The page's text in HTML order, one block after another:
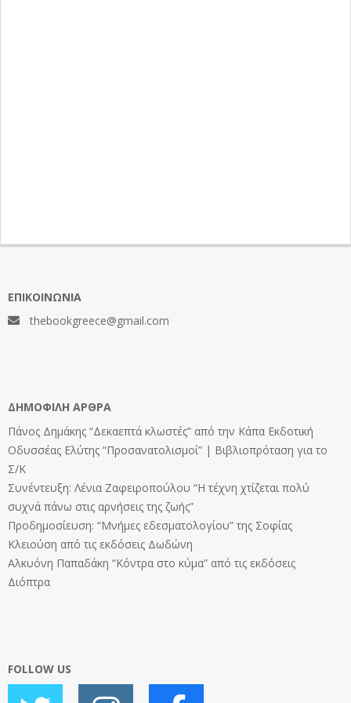
ΕΠΙΚΟΙΝΩΝΊΑ
thebookgreece@gmail.com
ΔΗΜΟΦΙΛΉ ΆΡΘΡΑ
Πάνος Δημάκης “Δεκαεπτά κλωστές” από την Κάπα Εκδοτική
Οδυσσέας Ελύτης “Προσανατολισμοί” | Βιβλιοπρόταση για το
Σ/Κ
Συνέντευξη: Λένια Ζαφειροπούλου “Η τέχνη χτίζεται πολύ
συχνά πάνω στις αρνήσεις της ζωής”
Προδημοσίευση: “Μνήμες εδεσματολογίου” της Σοφίας
Κλειούση από τις εκδόσεις Δωδώνη
Αλκυόνη Παπαδάκη “Κόντρα στο κύμα” από τις εκδόσεις
Διόπτρα
FOLLOW US